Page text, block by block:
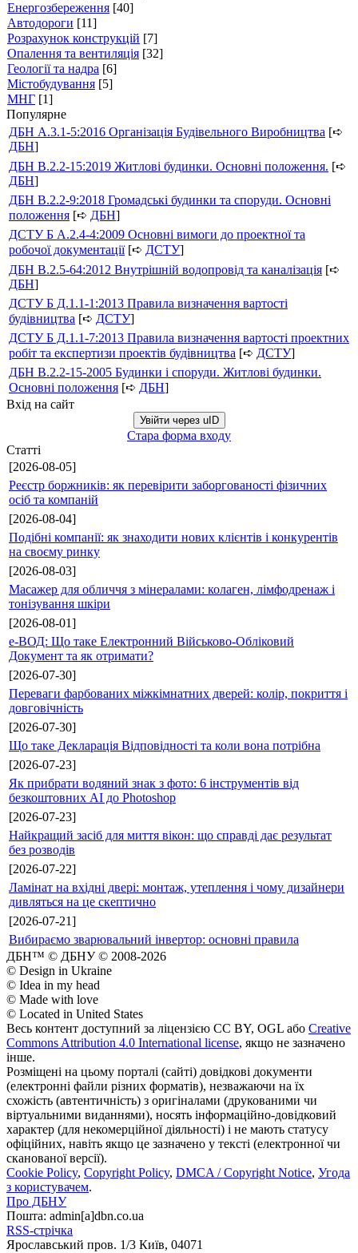
Енергозбереження [40]
Автодороги [11]
Розрахунок конструкцій [7]
Опалення та вентиляція [32]
Геології та надра [6]
Містобудування [5]
МНГ [1]
Популярне
ДБН А.3.1-5:2016 Організація Будівельного Виробництва [➪
ДБН]
ДБН В.2.2-15:2019 Житлові будинки. Основні положення. [➪
ДБН]
ДБН В.2.2-9:2018 Громадські будинки та споруди. Основні
положення [➪ ДБН]
ДСТУ Б А.2.4-4:2009 Основні вимоги до проектної та
робочої документації[➪ ДСТУ]
ДБН В.2.5-64:2012 Внутрішній водопровід та каналізація [➪
ДБН]
ДСТУ Б Д.1.1-1:2013 Правила визначення вартості
будівництва [➪ ДСТУ]
ДСТУ Б Д.1.1-7:2013 Правила визначення вартості проектних
робіт та експертизи проектів будівництва [➪ ДСТУ]
ДБН В.2.2-15-2005 Будинки і споруди. Житлові будинки.
Основні положення [➪ ДБН]
Вхід на сайт
Увійти через uID
Стара форма входу
Статті
[2026-08-05]
Реєстр боржників: як перевірити заборгованості фізичних
осіб та компаній
[2026-08-04]
Подібні компанії: як знаходити нових клієнтів і конкурентів
на своєму ринку
[2026-08-03]
Масажер для обличчя з мінералами: колаген, лімфодренаж і
тонізування шкіри
[2026-08-01]
е-ВОД: Що таке Електронний Військово-Обліковий
Документ та як отримати?
[2026-07-30]
Переваги фарбованих міжкімнатних дверей: колір, покриття і
довговічність
[2026-07-30]
Що таке Декларація Відповідності та коли вона потрібна
[2026-07-23]
Як прибрати водяний знак з фото: 6 інструментів від
безкоштовних AI до Photoshop
[2026-07-23]
Найкращий засіб для миття вікон: що справді дає результат
без розводів
[2026-07-22]
Ламінат на вхідні двері: монтаж, утеплення і чому дизайнери
дивляться на це скептично
[2026-07-21]
Вибираємо зварювальний інвертор: основні правила
ДБН™ © ДБНУ © 2008-2026
© Design in Ukraine
© Idea in my head
© Made with love
© Located in United States
Весь контент доступний за ліцензією CC BY, OGL або Creative
Commons Attribution 4.0 International license, якщо не зазначено
інше.
Розміщені на цьому порталі (сайті) довідкові документи
(електронні файли різних форматів), незважаючи на їх
схожість (автентичність) з оригіналами (друкованими чи
віртуальними виданнями), носять інформаційно-довідковий
характер (для некомерційної діяльності) і не мають статусу
офіційних, навіть якщо це зазначено у тексті (електронної чи
сканованої версії).
Cookie Policy, Copyright Policy, DMCA / Copyright Notice, Угода
з користувачем.
Про ДБНУ
Пошта: admin[а]dbn.co.ua
RSS-стрічка
Ярославський пров. 1/3 Київ, 04071